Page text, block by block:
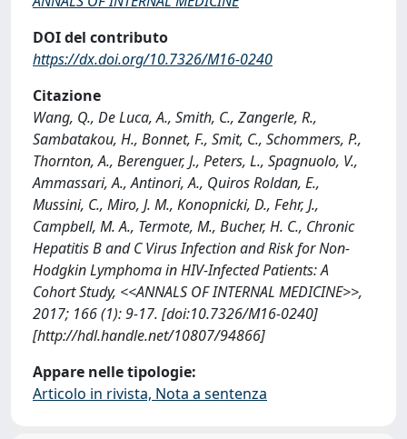
DOI del contributo
https://dx.doi.org/10.7326/M16-0240
Citazione
Wang, Q., De Luca, A., Smith, C., Zangerle, R.,
Sambatakou, H., Bonnet, F., Smit, C., Schommers, P.,
Thornton, A., Berenguer, J., Peters, L., Spagnuolo, V.,
Ammassari, A., Antinori, A., Quiros Roldan, E.,
Mussini, C., Miro, J. M., Konopnicki, D., Fehr, J.,
Campbell, M. A., Termote, M., Bucher, H. C., Chronic
Hepatitis B and C Virus Infection and Risk for Non-
Hodgkin Lymphoma in HIV-Infected Patients: A
Cohort Study, <<ANNALS OF INTERNAL MEDICINE>>,
2017; 166 (1): 9-17. [doi:10.7326/M16-0240]
[http://hdl.handle.net/10807/94866]
Appare nelle tipologie:
Articolo in rivista, Nota a sentenza